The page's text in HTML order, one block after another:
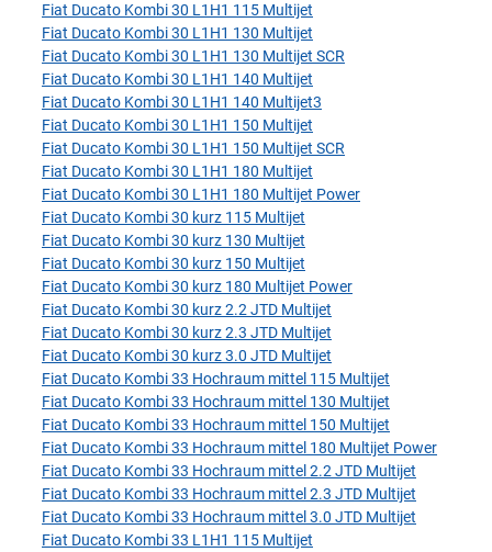
Fiat Ducato Kombi 30 L1H1 115 Multijet
Fiat Ducato Kombi 30 L1H1 130 Multijet
Fiat Ducato Kombi 30 L1H1 130 Multijet SCR
Fiat Ducato Kombi 30 L1H1 140 Multijet
Fiat Ducato Kombi 30 L1H1 140 Multijet3
Fiat Ducato Kombi 30 L1H1 150 Multijet
Fiat Ducato Kombi 30 L1H1 150 Multijet SCR
Fiat Ducato Kombi 30 L1H1 180 Multijet
Fiat Ducato Kombi 30 L1H1 180 Multijet Power
Fiat Ducato Kombi 30 kurz 115 Multijet
Fiat Ducato Kombi 30 kurz 130 Multijet
Fiat Ducato Kombi 30 kurz 150 Multijet
Fiat Ducato Kombi 30 kurz 180 Multijet Power
Fiat Ducato Kombi 30 kurz 2.2 JTD Multijet
Fiat Ducato Kombi 30 kurz 2.3 JTD Multijet
Fiat Ducato Kombi 30 kurz 3.0 JTD Multijet
Fiat Ducato Kombi 33 Hochraum mittel 115 Multijet
Fiat Ducato Kombi 33 Hochraum mittel 130 Multijet
Fiat Ducato Kombi 33 Hochraum mittel 150 Multijet
Fiat Ducato Kombi 33 Hochraum mittel 180 Multijet Power
Fiat Ducato Kombi 33 Hochraum mittel 2.2 JTD Multijet
Fiat Ducato Kombi 33 Hochraum mittel 2.3 JTD Multijet
Fiat Ducato Kombi 33 Hochraum mittel 3.0 JTD Multijet
Fiat Ducato Kombi 33 L1H1 115 Multijet